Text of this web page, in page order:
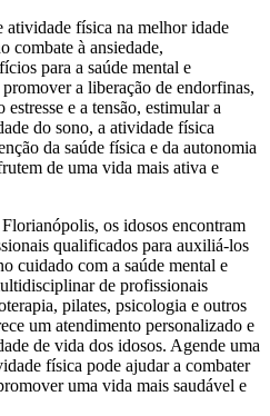
atividade física na melhor idade
combate à ansiedade,
para a saúde mental e
a liberação de endorfinas,
e a tensão, estimular a
do sono, a atividade física
da saúde física e da autonomia
de uma vida mais ativa e
os idosos encontram
qualificados para auxiliá-los
cuidado com a saúde mental e
de profissionais
pilates, psicologia e outros
um atendimento personalizado e
de vida dos idosos. Agende uma
física pode ajudar a combater
uma vida mais saudável e